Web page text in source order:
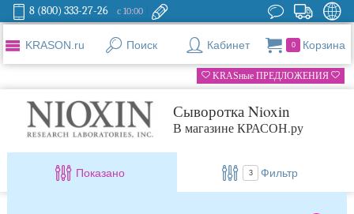
8 (800) 333-27-26 с 10:00
KRASON.ru Поиск Кабинет 0 Корзина
KRASные ПРЕДЛОЖЕНИЯ
Сыворотка Nioxin
В магазине КРАСОН.ру
Показано 3 Фильтр